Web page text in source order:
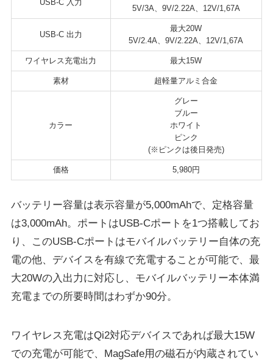
USB-C 入力
5V/3A、9V/2.22A、12V/1,67A
USB-C 出力
最大20W
5V/2.4A、9V/2.22A、12V/1,67A
ワイヤレス充電出力 最大15W
素材 超軽量アルミ合金
カラー
グレー
ブルー
ホワイト
ピンク
(※ピンクは後日発売)
価格 5,980円
バッテリー容量は表示容量が5,000mAhで、定格容量
は3,000mAh。ポートはUSB-Cポートを1つ搭載してお
り、このUSB-Cポートはモバイルバッテリー自体の充
電の他、デバイスを有線で充電することが可能で、最
大20Wの入出力に対応し、モバイルバッテリー本体満
充電までの所要時間はわずか90分。
ワイヤレス充電はQi2対応デバイスであれば最大15W
での充電が可能で、MagSafe用の磁石が内蔵されてい